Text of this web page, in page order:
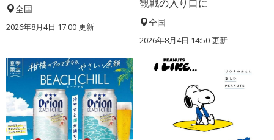
全国
2026年8月4日 17:00更新
観戦の入り口に
全国
2026年8月4日 14:50更新